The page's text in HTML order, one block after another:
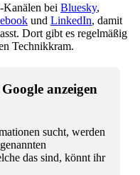
Kanälen bei Bluesky,
und LinkedIn, damit
Dort gibt es regelmäßig
Technikkram.
anzeigen
sucht, werden
das sind, könnt ihr